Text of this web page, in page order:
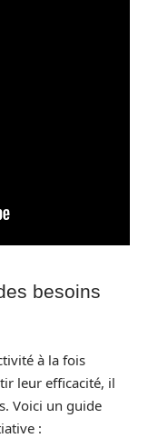
besoins
à la fois
leur efficacité, il
Voici un guide
: